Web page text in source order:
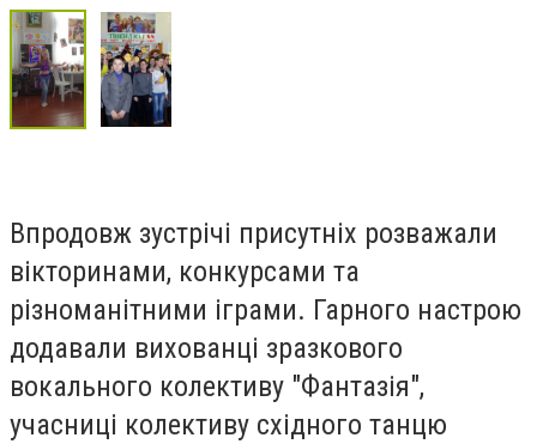
Впродовж зустрічі присутніх розважали
вікторинами, конкурсами та
різноманітними іграми. Гарного настрою
додавали вихованці зразкового
вокального колективу "Фантазія",
учасниці колективу східного танцю